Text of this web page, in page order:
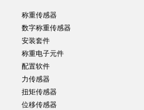
称重传感器
数字称重传感器
安装套件
称重电子元件
配置软件
力传感器
扭矩传感器
位移传感器